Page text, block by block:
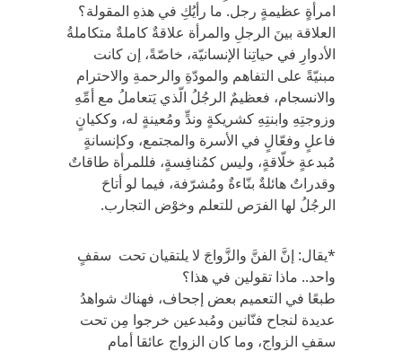
امرأةٍ عظيمةٍ رجل. ما رأيُكِ في هذهِ المقولة؟
العلاقة بينَ الرجلِ والمرأة علاقةٌ كاملةٌ متكاملةُ
الأدوارِ في حياتِنا الإنسانيّة، خاصّةً، إن كانت
مبنيّةً على التفاهم والمودّةِ والرحمةِ والاحترام
والانسجام، فعظيمٌ الرجُلُ الّذي يَتعاملُ مع أمِّهِ
وزوجتِهِ وابنتِهِ كشريكةٍ وندٍّ ومُعينةٍ له، وككيانٍ
فاعلٍ وفعّالٍ في الأسرة والمجتمع، وكإنسانةٍ
مُبدعةٍ خلّاقةٍ، وليس كمُنافِسةٍ، فللمرأة طاقاتٌ
وقدراتٌ هائلةٌ بنّاءةٌ ومُشرّفة، فيما لو أتاحَ
الرجُلُ لها الفرَص للتعلم وخوْض التجارب.
*يقال: إنَّ الفنَّ والزَّواجَ لا يلتقيان تحت سقفٍ
واحد.. ماذا تقولين في هذا؟
طبعًا في التعميم بعض إجحاف، فهناك شواهدُ
عديدة لنجاح فنّانين ومُبدعين خرجوا مِن تحت
سقفِ الزواج، وما كان الزواج عائقا أمام